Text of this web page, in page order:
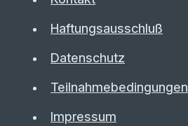
Haftungsausschluß
Datenschutz
Teilnahmebedingungen
Impressum